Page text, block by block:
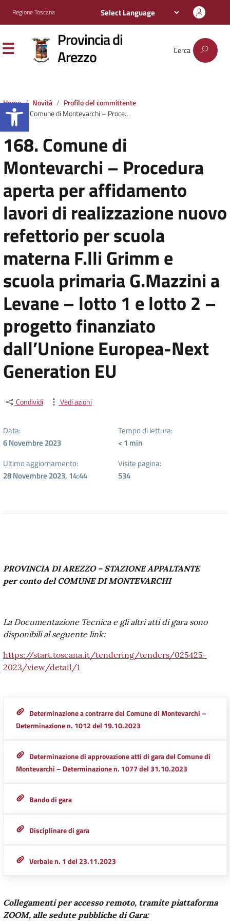
Apri la barra degli strumenti
Regione Toscana
Provincia di
Arezzo Cerca
Home Novità
Profilo del committente
168. Comune di Montevarchi – Procedura aperta per affidamento lavori di realizzazione nuovo refettorio per scuola materna F.lli Grimm e scuola primaria G.Mazzini a Levane – lotto 1 e lotto 2 – progetto finanziato dall’Unione Europea-Next Generation EU
168. Comune di
Montevarchi – Procedura
aperta per affidamento
lavori di realizzazione nuovo
refettorio per scuola
materna F.lli Grimm e
scuola primaria G.Mazzini a
Levane – lotto 1 e lotto 2 –
progetto finanziato
dall’Unione Europea-Next
Generation EU
Condividi Vedi azioni
Data:
6 Novembre 2023
Tempo di lettura:
< 1 min
Ultimo aggiornamento:
28 Novembre 2023, 14:44
Visite pagina:
534
PROVINCIA DI AREZZO – STAZIONE APPALTANTE
per conto del COMUNE DI MONTEVARCHI
La Documentazione Tecnica e gli altri atti di gara sono
disponibili al seguente link:
https://start.toscana.it/tendering/tenders/025425-
2023/view/detail/1
Determinazione a contrarre del Comune di Montevarchi –
Determinazione n. 1012 del 19.10.2023
Determinazione di approvazione atti di gara del Comune di
Montevarchi – Determinazione n. 1077 del 31.10.2023
Bando di gara
Disciplinare di gara
Verbale n. 1 del 23.11.2023
Collegamenti per accesso remoto, tramite piattaforma
ZOOM, alle sedute pubbliche di Gara: